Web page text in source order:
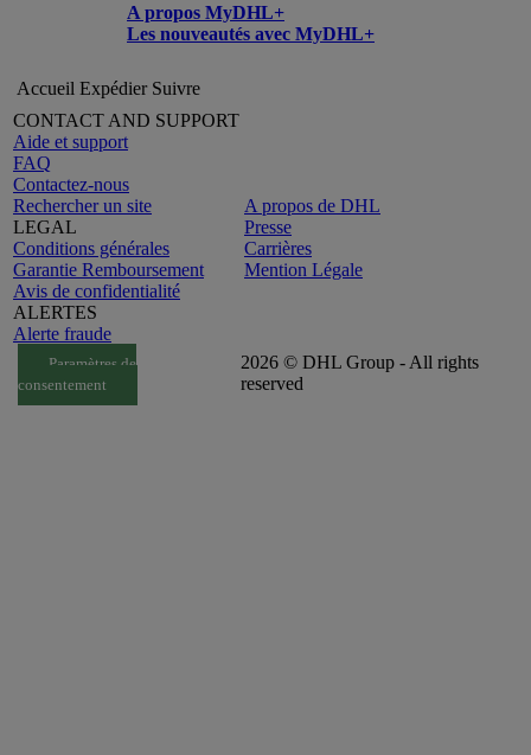
A propos MyDHL+
Les nouveautés avec MyDHL+
Accueil Expédier Suivre
CONTACT AND SUPPORT
Aide et support
FAQ
Contactez-nous
Rechercher un site
LEGAL
Conditions générales
Garantie Remboursement
Avis de confidentialité
ALERTES
Alerte fraude
A propos de DHL
Presse
Carrières
Mention Légale
Paramètres de
consentement
2026 © DHL Group - All rights
reserved